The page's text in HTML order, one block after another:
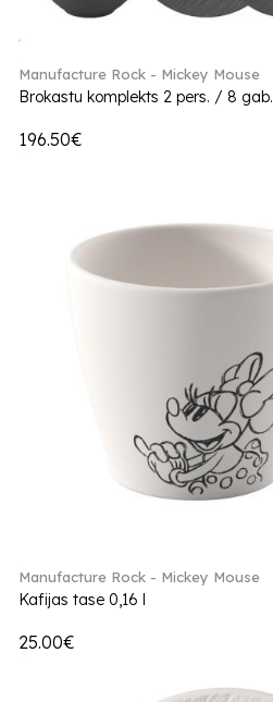
Manufacture Rock - Mickey Mouse
Brokastu komplekts 2 pers. / 8 gab.
196.50€
Manufacture Rock - Mickey Mouse
Kafijas tase 0,16 l
25.00€